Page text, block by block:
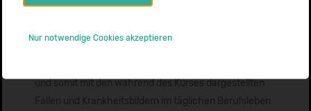
und somit mit den während des Kurses dargestellten
Fällen und Krankheitsbildern im täglichen Berufsleben
Nur notwendige Cookies akzeptieren